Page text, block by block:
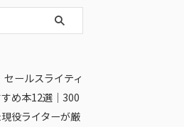
セールスライティ
め本12選｜300
役ライターが厳